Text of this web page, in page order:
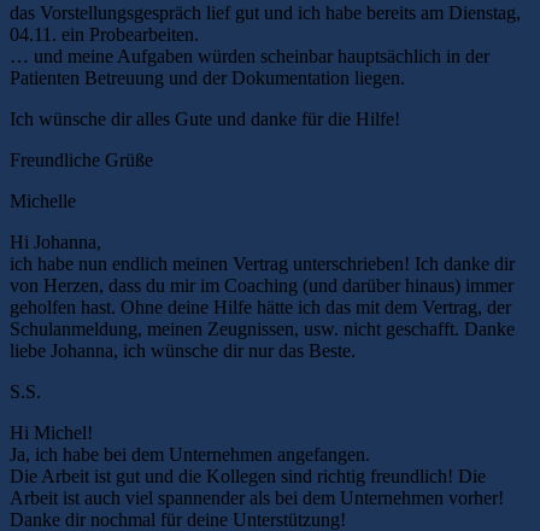
das Vorstellungsgespräch lief gut und ich habe bereits am Dienstag,
04.11. ein Probearbeiten.
… und meine Aufgaben würden scheinbar hauptsächlich in der
Patienten Betreuung und der Dokumentation liegen.
Ich wünsche dir alles Gute und danke für die Hilfe!
Freundliche Grüße
Michelle
Hi Johanna,
ich habe nun endlich meinen Vertrag unterschrieben! Ich danke dir
von Herzen, dass du mir im Coaching (und darüber hinaus) immer
geholfen hast. Ohne deine Hilfe hätte ich das mit dem Vertrag, der
Schulanmeldung, meinen Zeugnissen, usw. nicht geschafft. Danke
liebe Johanna, ich wünsche dir nur das Beste.
S.S.
Hi Michel!
Ja, ich habe bei dem Unternehmen angefangen.
Die Arbeit ist gut und die Kollegen sind richtig freundlich! Die
Arbeit ist auch viel spannender als bei dem Unternehmen vorher!
Danke dir nochmal für deine Unterstützung!